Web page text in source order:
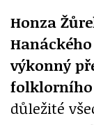
Honza
výkonný
důležité